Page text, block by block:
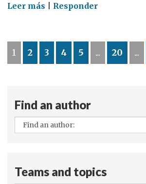
Leer más on
y
Gladys
para
el
cambio
Responder
1 2 3 4 5 ... 20 ...
Find an author
Teams and topics